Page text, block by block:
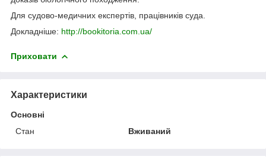
Для судово-медичних експертів, працівників суда.
Докладніше: http://bookitoria.com.ua/
Приховати
Характеристики
Основні
Стан
Вживаний